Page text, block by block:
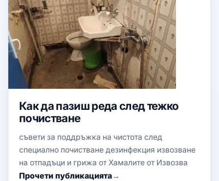
Как да пазиш реда след тежко
почистване
съвети за поддръжка на чистота след
специално почистване дезинфекция извозване
на отпадъци и грижа от Хамалите от Извозва
Прочети публикацията